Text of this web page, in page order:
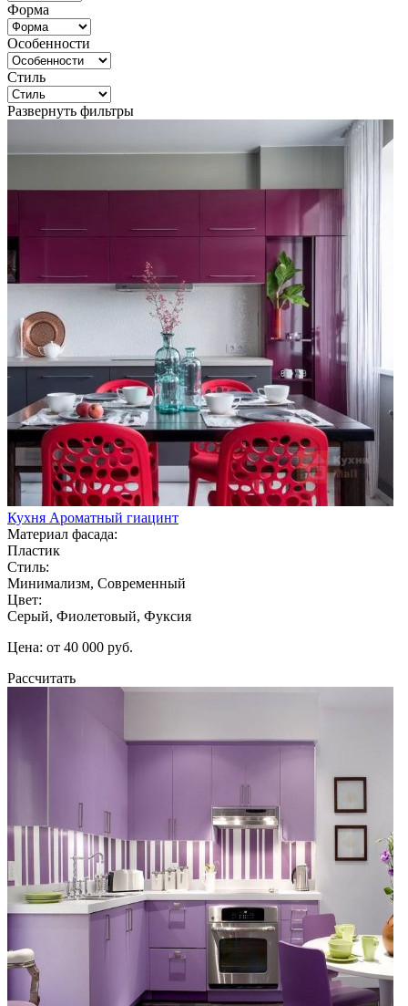
Форма
Особенности
Стиль
Развернуть фильтры
Кухня Ароматный гиацинт
Материал фасада:
Пластик
Стиль:
Минимализм, Современный
Цвет:
Серый, Фиолетовый, Фуксия
Цена: от 40 000 руб.
Рассчитать